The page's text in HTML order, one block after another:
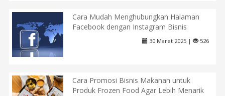
Cara Mudah Menghubungkan Halaman
Facebook dengan Instagram Bisnis
30 Maret 2025 | 526
Cara Promosi Bisnis Makanan untuk
Produk Frozen Food Agar Lebih Menarik